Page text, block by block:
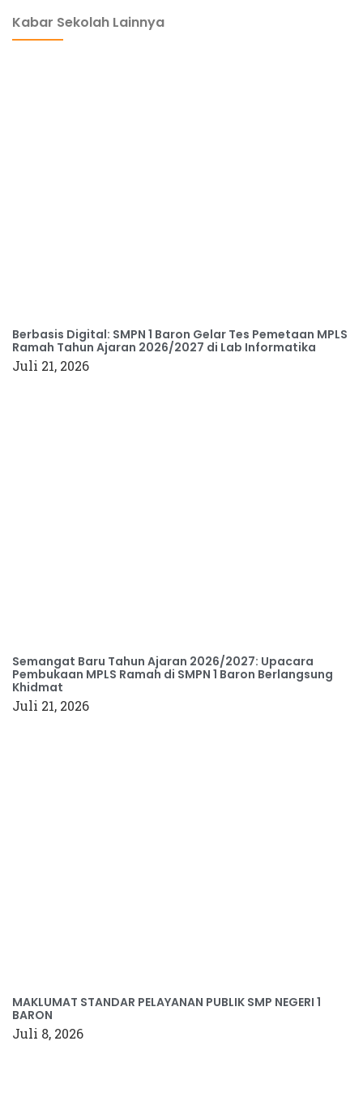
Kabar Sekolah Lainnya
Berbasis Digital: SMPN 1 Baron Gelar Tes Pemetaan MPLS
Ramah Tahun Ajaran 2026/2027 di Lab Informatika
Juli 21, 2026
Semangat Baru Tahun Ajaran 2026/2027: Upacara
Pembukaan MPLS Ramah di SMPN 1 Baron Berlangsung
Khidmat
Juli 21, 2026
MAKLUMAT STANDAR PELAYANAN PUBLIK SMP NEGERI 1
BARON
Juli 8, 2026